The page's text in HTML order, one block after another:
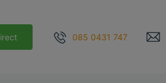
085 0431 747